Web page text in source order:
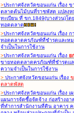
>ประกาศจังหวัดขอนแก่น เรื่อง ข
ตลาดต้นไม้บนที่ราชพัสดุ แปลงห
ทะเบียน ที่ ขก.1849(บางส่วน)โด
ทอดตลาด
>ประกาศจังหวัดขอนแก่น เรื่อง ก
ทอดตลาดครุภัณฑ์ที่ชำรุดและห
จำเป็นในการใช้งาน
>ประกาศจังหวัดขอนแก่น เรื่อง ย
ขายทอดตลาดครุภัณฑ์ที่ชำรุดแ
ความจำเป็นในการใช้งาน
> ประกาศจังหวัดขอนแก่น เรื่อง
ตลาดพัสดุ
>ประกาศจังหวัดขอนแก่น เรื่อง เ
แผนการจัดซื้อจัดจ้าง ก่อสร้างอา
ที่ทำการสำนักงานที่ดิน อาคาร